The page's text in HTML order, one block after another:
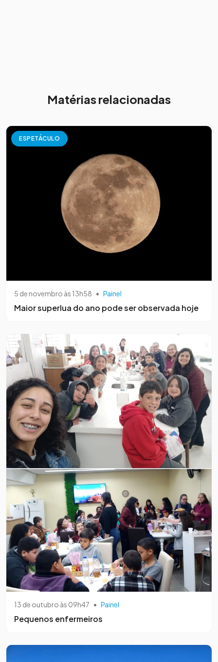
Matérias relacionadas
ESPETÁCULO
5 de novembro às 13h58 • Painel
Maior superlua do ano pode ser observada hoje
13 de outubro às 09h47 • Painel
Pequenos enfermeiros